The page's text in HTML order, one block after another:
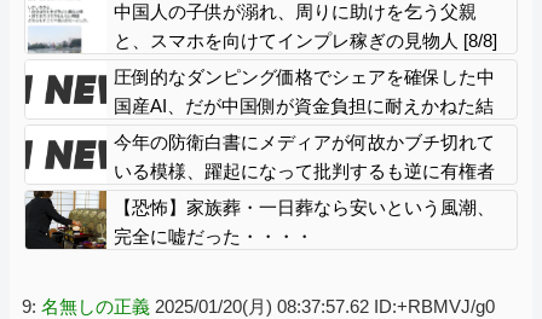
中国人の子供が溺れ、周りに助けを乞う父親
と、スマホを向けてインプレ稼ぎの見物人 [8/8]
圧倒的なダンピング価格でシェアを確保した中
国産AI、だが中国側が資金負担に耐えかねた結
果……
今年の防衛白書にメディアが何故かブチ切れて
いる模様、躍起になって批判するも逆に有権者
からは……
【恐怖】家族葬・一日葬なら安いという風潮、
完全に嘘だった・・・・
9: 名無しの正義 2025/01/20(月) 08:37:57.62 ID:+RBMVJ/g0